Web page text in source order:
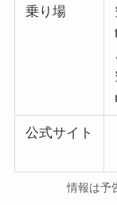
乗り場
公式サイト
情報は予